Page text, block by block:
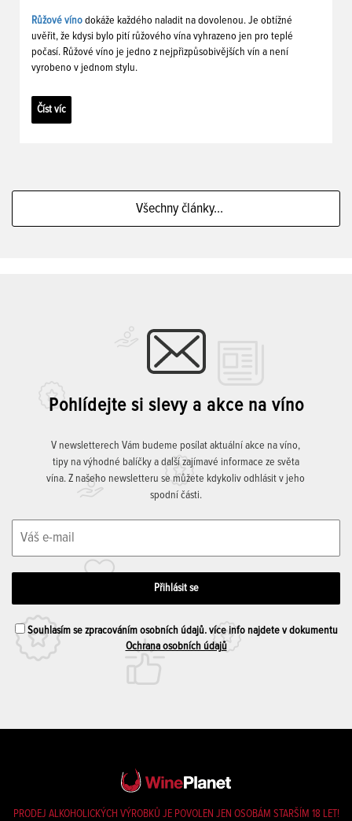
Růžové víno dokáže každého naladit na dovolenou. Je obtížné
uvěřit, že kdysi bylo pití růžového vína vyhrazeno jen pro teplé
počasí. Růžové víno je jedno z nejpřizpůsobivějších vín a není
vyrobeno v jednom stylu.
Číst víc
Všechny články...
Pohlídejte si slevy a akce na víno
V newsletterech Vám budeme posílat aktuální akce na víno,
tipy na výhodné balíčky a další zajímavé informace ze světa
vína. Z našeho newsletteru se můžete kdykoliv odhlásit v jeho
spodní části.
Souhlasím se zpracováním osobních údajů. více info najdete v dokumentu
Ochrana osobních údajů
PRODEJ ALKOHOLICKÝCH VÝROBKŮ JE POVOLEN JEN OSOBÁM STARŠÍM 18 LET!